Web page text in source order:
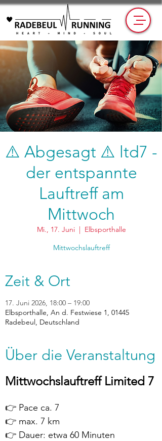
⚠️ Abgesagt ⚠️ ltd7 -
der entspannte
Lauftreff am
Mittwoch
Mi., 17. Juni
  |
Elbsporthalle
Mittwochslauftreff
Zeit & Ort
17. Juni 2026, 18:00 – 19:00
Elbsporthalle, An d. Festwiese 1, 01445
Radebeul, Deutschland
Über die Veranstaltung
Mittwochslauftreff Limited 7
👉 Pace ca. 7
👉 max. 7 km
👉 Dauer: etwa 60 Minuten